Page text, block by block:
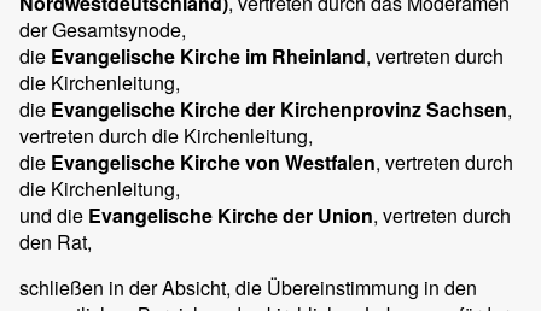
der Gesamtsynode,
die Evangelische Kirche im Rheinland, vertreten durch
die Kirchenleitung,
die Evangelische Kirche der Kirchenprovinz Sachsen,
vertreten durch die Kirchenleitung,
die Evangelische Kirche von Westfalen, vertreten durch
die Kirchenleitung,
und die Evangelische Kirche der Union, vertreten durch
den Rat,
schließen in der Absicht, die Übereinstimmung in den